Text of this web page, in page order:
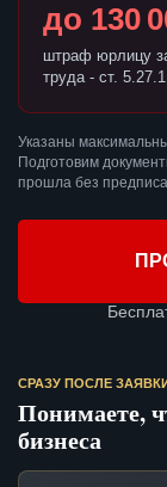
до 130
штраф юрлицу
труда - ст.
Указаны
Подготовим
прошла без
СРАЗУ ПОСЛЕ
Понимаете,
бизнеса